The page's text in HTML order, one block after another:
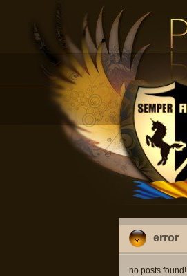
error
no posts found!